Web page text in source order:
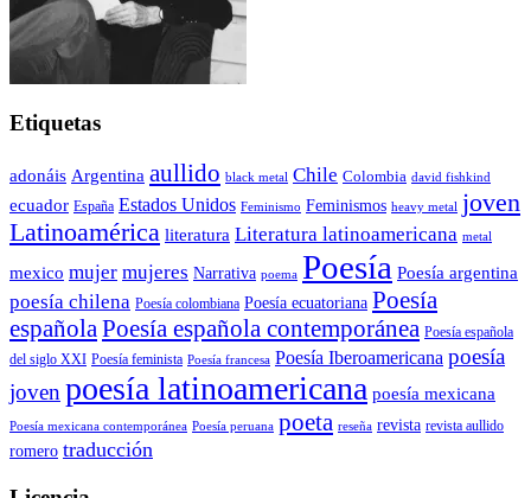
Etiquetas
adonáis Argentina aullido black metal Chile Colombia david fishkind
ecuador España Estados Unidos Feminismo Feminismos heavy metal joven
Latinoamérica literatura Literatura latinoamericana metal
mexico mujer mujeres Narrativa poema Poesía Poesía argentina
poesía chilena Poesía colombiana Poesía ecuatoriana Poesía
española Poesía española contemporánea Poesía española
del siglo XXI Poesía feminista Poesía francesa Poesía Iberoamericana poesía
joven poesía latinoamericana poesía mexicana
Poesía mexicana contemporánea Poesía peruana poeta reseña revista revista aullido
romero traducción